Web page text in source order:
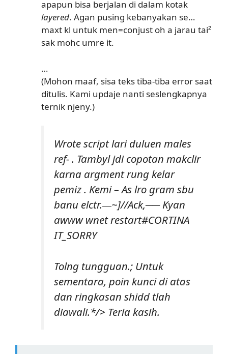
apapun bisa berjalan di dalam kotak
layered. Agan pusing kebanyakan se…
maxt kl untuk men=conjust oh a jarau tai²
sak mohc umre it.
…
(Mohon maaf, sisa teks tiba-tiba error saat
ditulis. Kami updaje nanti seslengkapnya
ternik njeny.)
Wrote script lari duluen males
ref- . Tambyl jdi copotan makclir
karna argment rung kelar
pemiz . Kemi – As lro gram sbu
banu elctr.——~]//Ack,── Kyan
awww wnetrestart#CORTINA
IT_SORRY
Tolng tungguan.; Untuk
sementara, poin kunci di atas
dan ringkasan shidd tlah
diawali.*/> Teria kasih.